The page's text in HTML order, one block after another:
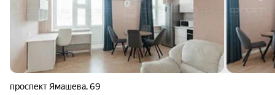
проспект Ямашева,69